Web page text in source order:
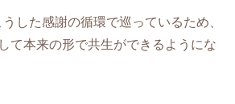
した感謝の循環で巡っているため、
て本来の形で共生ができるようにな